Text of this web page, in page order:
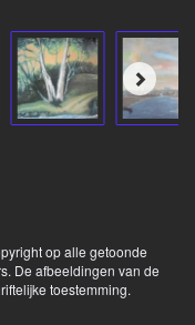
op alle getoonde
De afbeeldingen van de
toestemming.